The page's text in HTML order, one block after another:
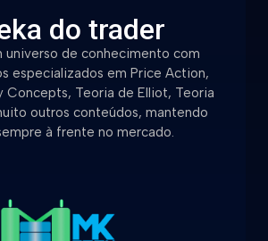
do trader
universo de conhecimento com
especializados em Price Action,
Concepts, Teoria de Elliot, Teoria
outros conteúdos, mantendo
à frente no mercado.